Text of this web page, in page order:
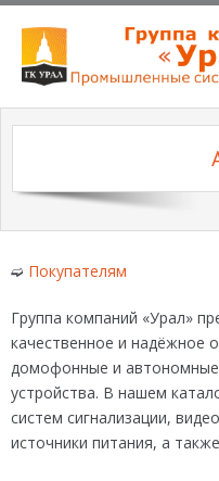
О компании
📞📧
➫ Покупателям
Группа компаний «Урал»
качественное и надёжное
домофонные и
устройства. В нашем
систем сигнализации,
источники питания, а